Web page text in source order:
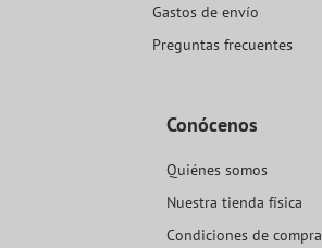
Gastos de envío
Preguntas frecuentes
Conócenos
Quiénes somos
Nuestra tienda física
Condiciones de compra